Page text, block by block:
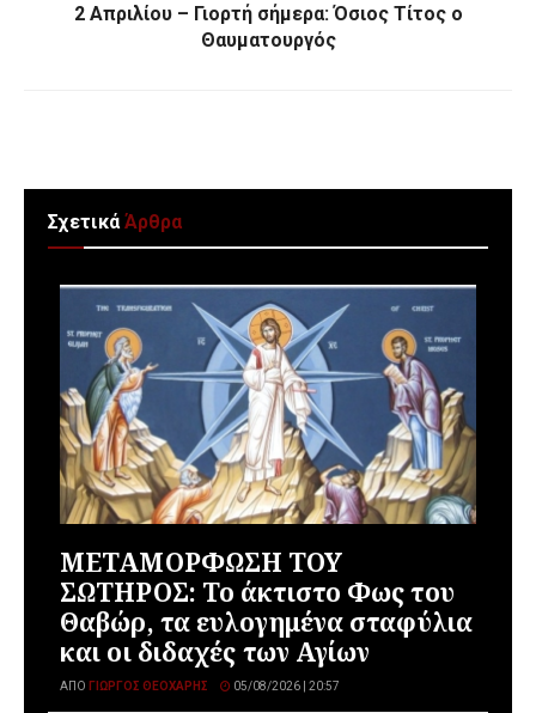
2 Απριλίου – Γιορτή σήμερα: Όσιος Τίτος ο
Θαυματουργός
ΣχετικάΆρθρα
ΜΕΤΑΜΟΡΦΩΣΗ ΤΟΥ
ΣΩΤΗΡΟΣ: Το άκτιστο Φως του
Θαβώρ, τα ευλογημένα σταφύλια
και οι διδαχές των Αγίων
ΑΠΌ ΓΙΏΡΓΟΣ ΘΕΟΧΆΡΗΣ 05/08/2026 | 20:57